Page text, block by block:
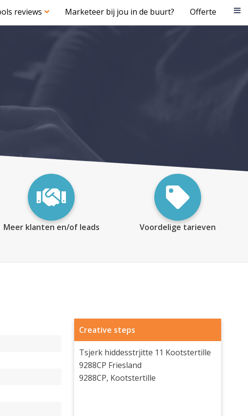
reviews Marketeer bij jou in de buurt? Offerte
Meer klanten en/of leads Voordelige tarieven
Creative steps
Tsjerk hiddesstrjitte 11 Kootstertille
9288CP Friesland
9288CP, Kootstertille